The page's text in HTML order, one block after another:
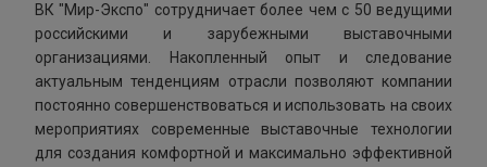
ВК "Мир-Экспо" сотрудничает более чем с 50 ведущими
российскими и зарубежными выставочными
организациями. Накопленный опыт и следование
актуальным тенденциям отрасли позволяют компании
постоянно совершенствоваться и использовать на своих
мероприятиях современные выставочные технологии
для создания комфортной и максимально эффективной